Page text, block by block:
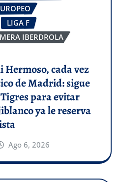
LIGA F
IBERDROLA
Hermoso, cada vez
de Madrid: sigue
para evitar
ya le reserva
Ago 6, 2026